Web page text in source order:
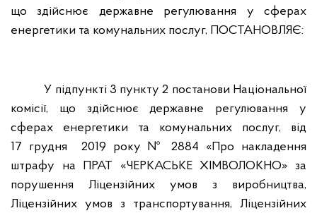
що здійснює державне регулювання у сферах
енергетики та комунальних послуг, ПОСТАНОВЛЯЄ:
У підпункті 3 пункту 2 постанови Національної
комісії, що здійснює державне регулювання у
сферах енергетики та комунальних послуг, від
17 грудня
2019 року № 2884 «Про накладення
штрафу на ПРАТ «ЧЕРКАСЬКЕ ХІМВОЛОКНО» за
порушення Ліцензійних умов з виробництва,
Ліцензійних умов з транспортування, Ліцензійних